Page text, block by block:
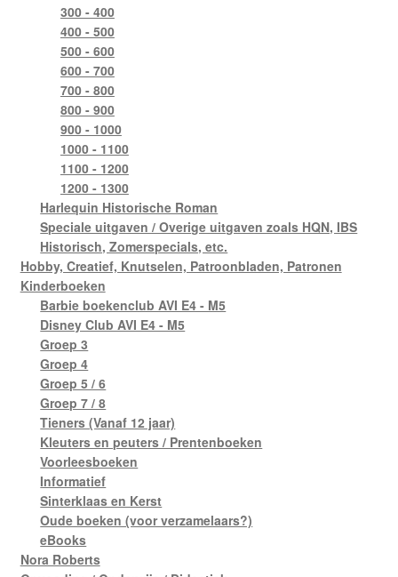
300 - 400
400 - 500
500 - 600
600 - 700
700 - 800
800 - 900
900 - 1000
1000 - 1100
1100 - 1200
1200 - 1300
Harlequin Historische Roman
Speciale uitgaven / Overige uitgaven zoals HQN, IBS
Historisch, Zomerspecials, etc.
Hobby, Creatief, Knutselen, Patroonbladen, Patronen
Kinderboeken
Barbie boekenclub AVI E4 - M5
Disney Club AVI E4 - M5
Groep 3
Groep 4
Groep 5 / 6
Groep 7 / 8
Tieners (Vanaf 12 jaar)
Kleuters en peuters / Prentenboeken
Voorleesboeken
Informatief
Sinterklaas en Kerst
Oude boeken (voor verzamelaars?)
eBooks
Nora Roberts